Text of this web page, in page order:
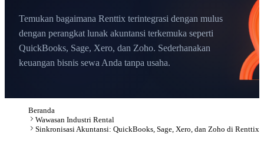
Temukan bagaimana Renttix terintegrasi dengan mulus
dengan perangkat lunak akuntansi terkemuka seperti
QuickBooks, Sage, Xero, dan Zoho. Sederhanakan
keuangan bisnis sewa Anda tanpa usaha.
Beranda
Wawasan Industri Rental
Sinkronisasi Akuntansi: QuickBooks, Sage, Xero, dan Zoho di Renttix